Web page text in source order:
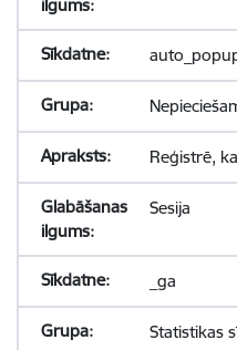
Reģistrē,
Sesija
_ga
Statistikas